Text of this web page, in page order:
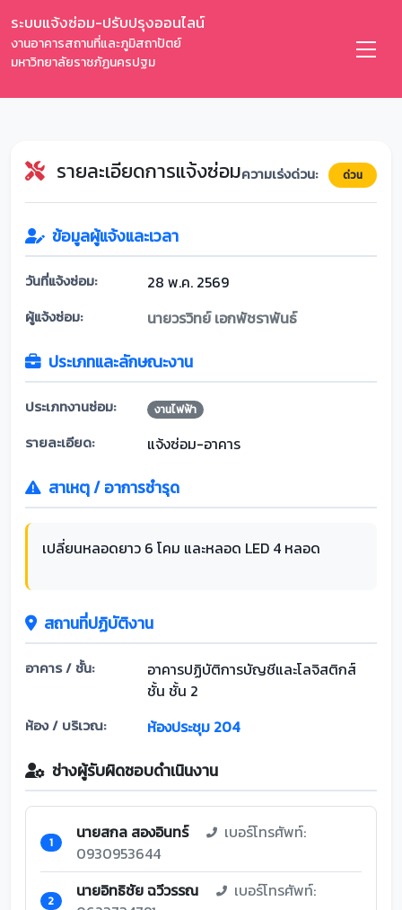
ระบบแจ้งซ่อม-ปรับปรุงออนไลน์
งานอาคารสถานที่และภูมิสถาปัตย์
มหาวิทยาลัยราชภัฏนครปฐม
รายละเอียดการแจ้งซ่อมความเร่งด่วน: ด่วน
ข้อมูลผู้แจ้งและเวลา
วันที่แจ้งซ่อม: 28 พ.ค. 2569
ผู้แจ้งซ่อม: นายวรวิทย์ เอกพัชราพันธ์
ประเภทและลักษณะงาน
ประเภทงานซ่อม: งานไฟฟ้า
รายละเอียด: แจ้งซ่อม-อาคาร
สาเหตุ / อาการชำรุด
เปลี่ยนหลอดยาว 6 โคม และหลอด LED 4 หลอด
สถานที่ปฏิบัติงาน
อาคาร / ชั้น:
อาคารปฏิบัติการบัญชีและโลจิสติกส์
ชั้น ชั้น 2
ห้อง / บริเวณ: ห้องประชุม 204
ช่างผู้รับผิดชอบดำเนินงาน
1 นายสกล สองอินทร์
เบอร์โทรศัพท์:
0930953644
2 นายอิทธิชัย ฉวีวรรณ
เบอร์โทรศัพท์: